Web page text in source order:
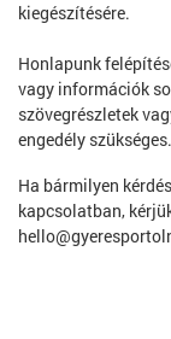
kiegészítésére.
Honlapunk
vagy információk
szövegrészletek
engedély szükséges.
Ha bármilyen
kapcsolatban,